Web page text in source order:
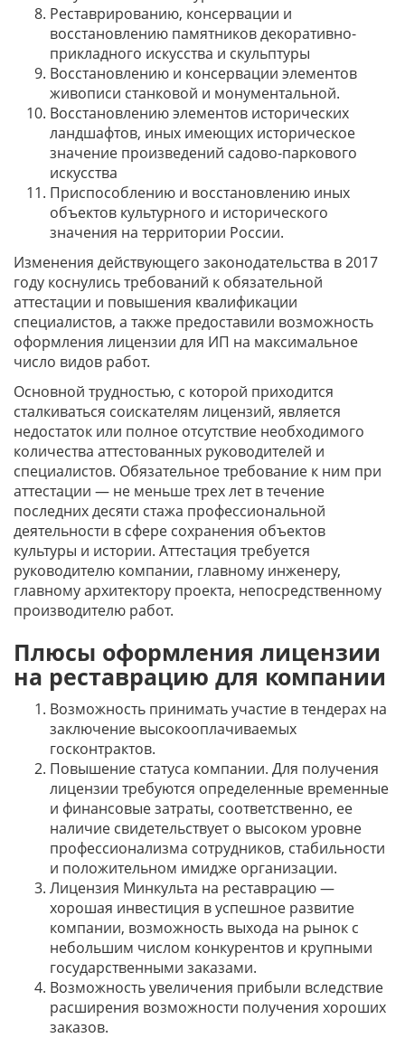
Реставрированию, консервации и
восстановлению памятников декоративно-
прикладного искусства и скульптуры
Восстановлению и консервации элементов
живописи станковой и монументальной.
Восстановлению элементов исторических
ландшафтов, иных имеющих историческое
значение произведений садово-паркового
искусства
Приспособлению и восстановлению иных
объектов культурного и исторического
значения на территории России.
Изменения действующего законодательства в 2017
году коснулись требований к обязательной
аттестации и повышения квалификации
специалистов, а также предоставили возможность
оформления лицензии для ИП на максимальное
число видов работ.
Основной трудностью, с которой приходится
сталкиваться соискателям лицензий, является
недостаток или полное отсутствие необходимого
количества аттестованных руководителей и
специалистов. Обязательное требование к ним при
аттестации — не меньше трех лет в течение
последних десяти стажа профессиональной
деятельности в сфере сохранения объектов
культуры и истории. Аттестация требуется
руководителю компании, главному инженеру,
главному архитектору проекта, непосредственному
производителю работ.
Плюсы оформления лицензии
на реставрацию для компании
Возможность принимать участие в тендерах на
заключение высокооплачиваемых
госконтрактов.
Повышение статуса компании. Для получения
лицензии требуются определенные временные
и финансовые затраты, соответственно, ее
наличие свидетельствует о высоком уровне
профессионализма сотрудников, стабильности
и положительном имидже организации.
Лицензия Минкульта на реставрацию —
хорошая инвестиция в успешное развитие
компании, возможность выхода на рынок с
небольшим числом конкурентов и крупными
государственными заказами.
Возможность увеличения прибыли вследствие
расширения возможности получения хороших
заказов.